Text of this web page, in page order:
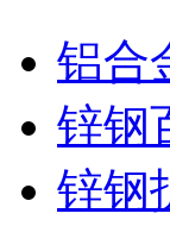
铝合
锌钢
锌钢